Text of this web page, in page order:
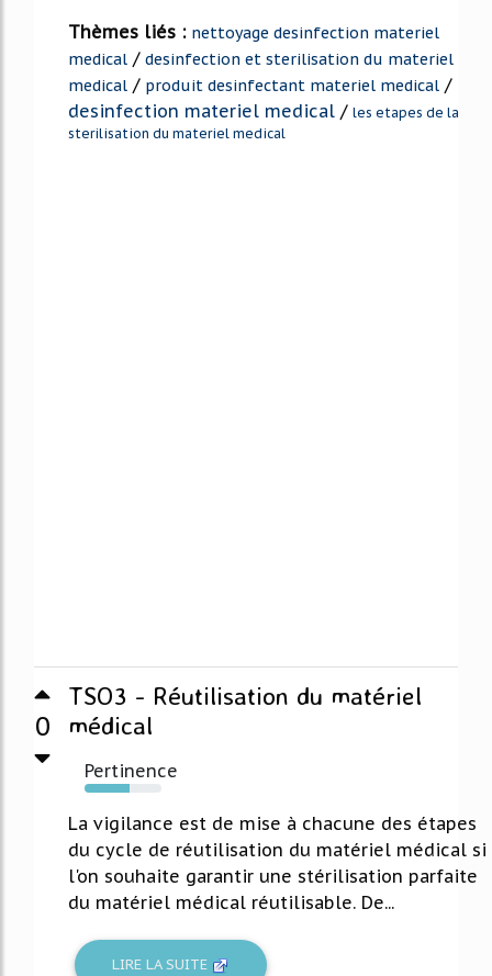
Thèmes liés : nettoyage desinfection materiel
medical / desinfection et sterilisation du materiel
medical / produit desinfectant materiel medical /
desinfection materiel medical / les etapes de la
sterilisation du materiel medical
0
TSO3 - Réutilisation du matériel
médical
Pertinence
58%
La vigilance est de mise à chacune des étapes
du cycle de réutilisation du matériel médical si
l'on souhaite garantir une stérilisation parfaite
du matériel médical réutilisable. De...
LIRE LA SUITE